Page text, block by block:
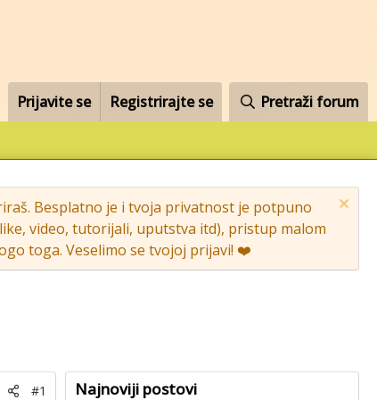
Prijavite se Registrirajte se Pretraži forum
Besplatno je i tvoja privatnost je potpuno
video, tutorijali, uputstva itd), pristup malom
toga. Veselimo se tvojoj prijavi! ❤️
#1 Najnoviji postovi